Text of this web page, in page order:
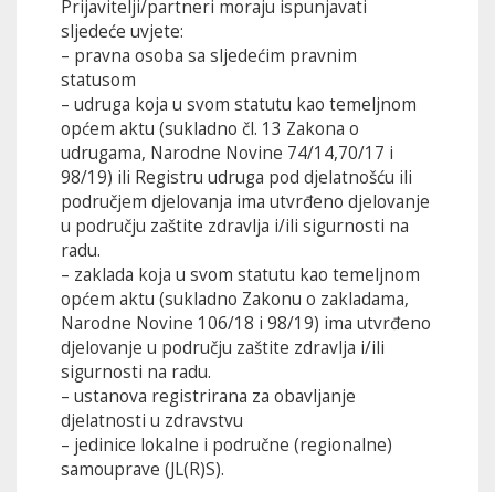
Prijavitelji/partneri moraju ispunjavati
sljedeće uvjete:
– pravna osoba sa sljedećim pravnim
statusom
– udruga koja u svom statutu kao temeljnom
općem aktu (sukladno čl. 13 Zakona o
udrugama, Narodne Novine 74/14,70/17 i
98/19) ili Registru udruga pod djelatnošću ili
područjem djelovanja ima utvrđeno djelovanje
u području zaštite zdravlja i/ili sigurnosti na
radu.
– zaklada koja u svom statutu kao temeljnom
općem aktu (sukladno Zakonu o zakladama,
Narodne Novine 106/18 i 98/19) ima utvrđeno
djelovanje u području zaštite zdravlja i/ili
sigurnosti na radu.
– ustanova registrirana za obavljanje
djelatnosti u zdravstvu
– jedinice lokalne i područne (regionalne)
samouprave (JL(R)S).